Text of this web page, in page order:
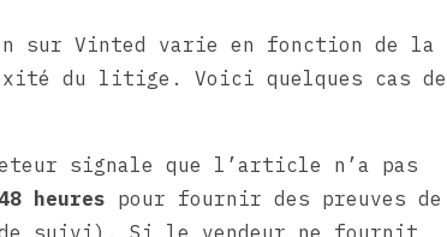
sur Vinted varie en fonction de la
du litige. Voici quelques cas de
signale que l’article n’a pas
48 heures pour fournir des preuves de
de suivi). Si le vendeur ne fournit